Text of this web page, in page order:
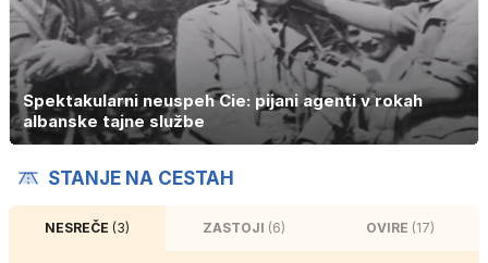
Spektakularni neuspeh Cie: pijani agenti v rokah
albanske tajne službe
STANJE NA CESTAH
NESREČE (3) ZASTOJI (6) OVIRE (17)